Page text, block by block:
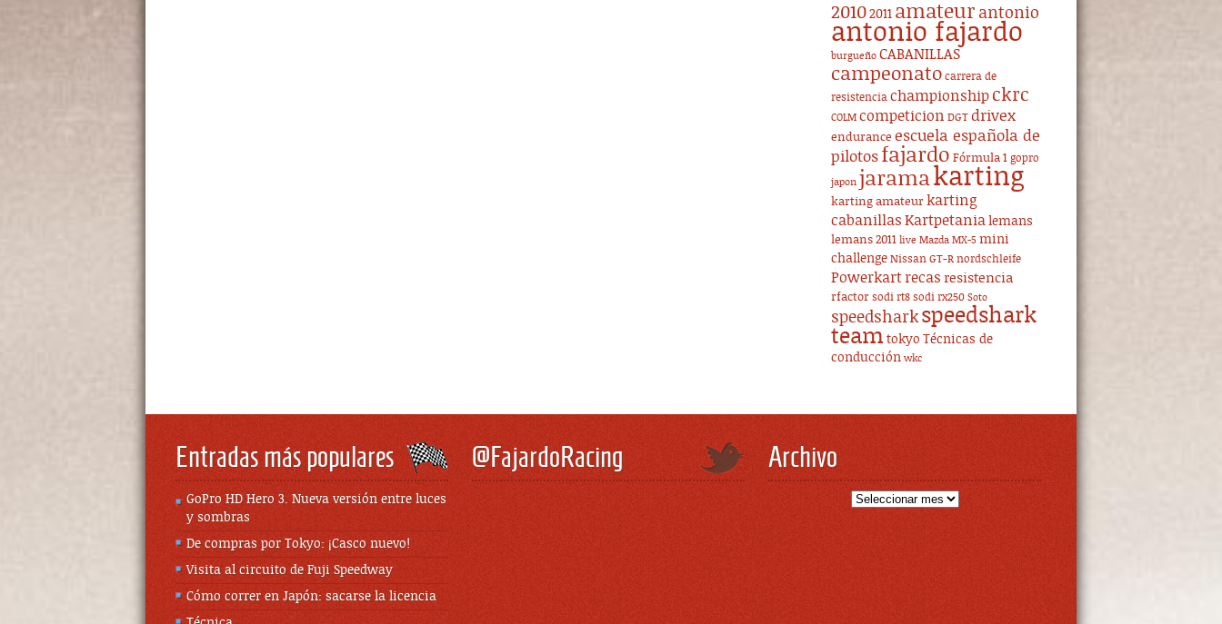
20102011 amateur antonio
antonio fajardo
burgueño CABANILLAS
campeonato carrera de
resistencia championship ckrc
COLM competicion DGT drivex
endurance escuela española de
pilotos fajardo Fórmula 1 gopro
japon jaramakarting
karting amateur karting
cabanillas Kartpetanialemans
lemans 2011 live Mazda MX-5 mini
challenge Nissan GT-R nordschleife
Powerkart recas resistencia
rfactor sodi rt8 sodi rx250 Soto
speedshark speedshark
team tokyo Técnicas de
conducción wkc
Entradas más populares
GoPro HD Hero 3. Nueva versión entre luces
y sombras
De compras por Tokyo: ¡Casco nuevo!
Visita al circuito de Fuji Speedway
Cómo correr en Japón: sacarse la licencia
@FajardoRacing Archivo